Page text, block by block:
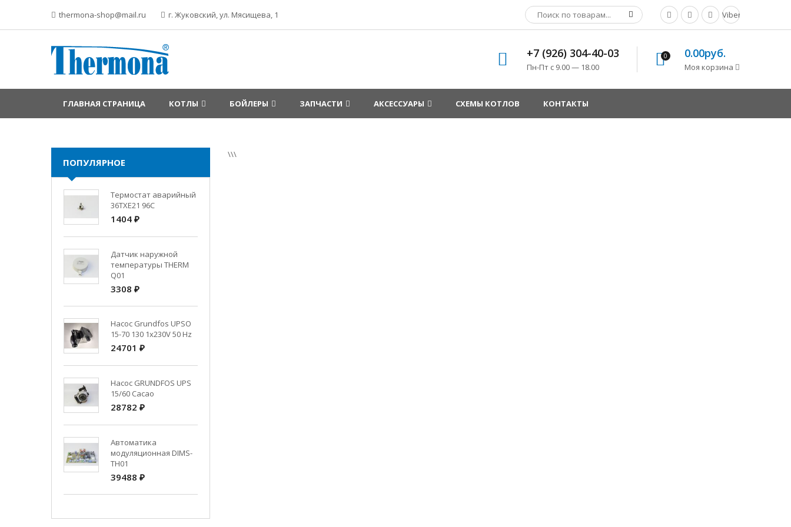
thermona-shop@mail.ru г. Жуковский, ул. Мясищева, 1 Viber
+7 (926) 304-40-03
Пн-Пт с 9.00 — 18.00
0 0.00руб.
Моя корзина
ГЛАВНАЯ СТРАНИЦА КОТЛЫ БОЙЛЕРЫ ЗАПЧАСТИ АКСЕССУАРЫ СХЕМЫ КОТЛОВ КОНТАКТЫ
\\\
ПОПУЛЯРНОЕ
Термостат аварийный
36TXE21 96C
1404 ₽
Датчик наружной
температуры THERM
Q01
3308 ₽
Насос Grundfos UPSO
15-70 130 1x230V 50 Hz
24701 ₽
Насос GRUNDFOS UPS
15/60 Cacao
28782 ₽
Автоматика
модуляционная DIMS-
TH01
39488 ₽